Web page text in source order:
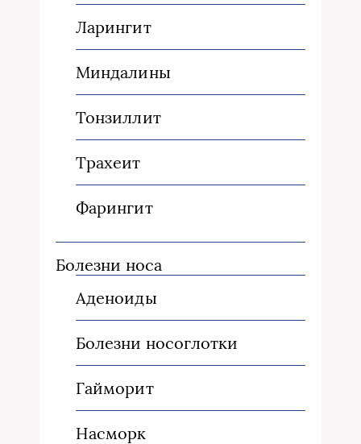
Ларингит
Миндалины
Тонзиллит
Трахеит
Фарингит
Болезни носа
Аденоиды
Болезни носоглотки
Гайморит
Насморк